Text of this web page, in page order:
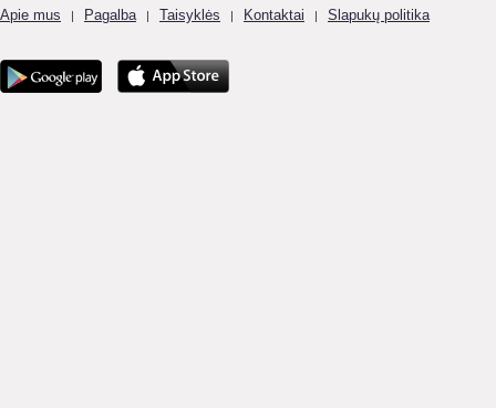
Apie mus | Pagalba | Taisyklės | Kontaktai | Slapukų politika